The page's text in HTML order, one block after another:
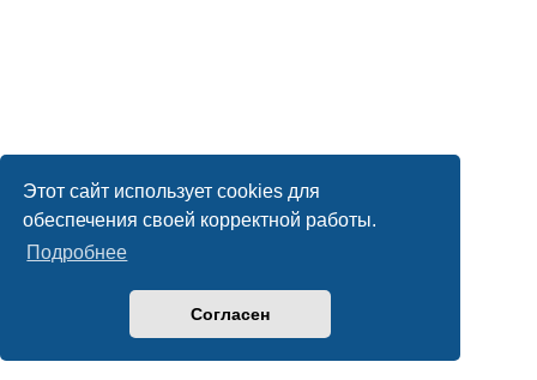
Этот сайт использует cookies для
обеспечения своей корректной работы.
Подробнее
Согласен